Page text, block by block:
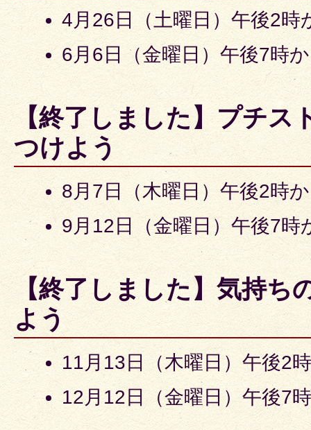
4月26日（土曜日）午後2時
6月6日（金曜日）午後7時
【終了しました】プチス
つけよう
8月7日（木曜日）午後2時
9月12日（金曜日）午後7時
【終了しました】気持ち
よう
11月13日（木曜日）午後2
12月12日（金曜日）午後7